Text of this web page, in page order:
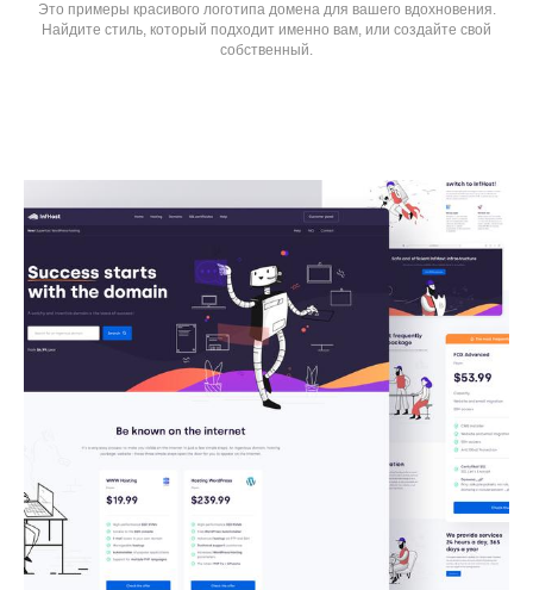
Это примеры красивого логотипа домена для вашего вдохновения.
Найдите стиль, который подходит именно вам, или создайте свой
собственный.